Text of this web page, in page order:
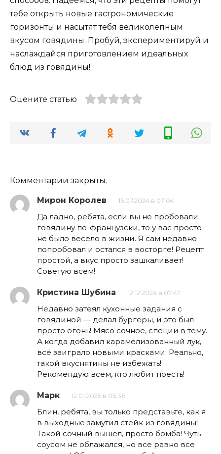
тебе открыть новые гастрономические
горизонты и насытят тебя великолепным
вкусом говядины. Пробуй, экспериментируй и
наслаждайся приготовлением идеальных
блюд из говядины!
Оцените статью
Комментарии закрыты.
Мирон Королев 15.07.2024 в 07:04
Да ладно, ребята, если вы не пробовали
говядину по-французски, то у вас просто
не было весело в жизни. Я сам недавно
попробовал и остался в восторге! Рецепт
простой, а вкус просто зашкаливает!
Советую всем!
Кристина Шубина 12.12.2024 в 07:47
Недавно затеял кухонные задания с
говядиной — делал бургеры, и это был
просто огонь! Мясо сочное, специи в тему.
А когда добавил карамелизованный лук,
всё заиграло новыми красками. Реально,
такой вкуснятины не избежать!
Рекомендую всем, кто любит поесть!
Марк 12.01.2025 в 05:36
Блин, ребята, вы только представьте, как я
в выходные замутил стейк из говядины!
Такой сочный вышел, просто бомба! Чуть
соусом не облажался, но все равно все